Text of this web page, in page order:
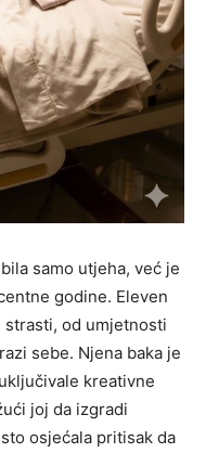
samo utjeha, već je
godine. Eleven
od umjetnosti
sebe. Njena baka je
kreativne
joj da izgradi
osjećala pritisak da